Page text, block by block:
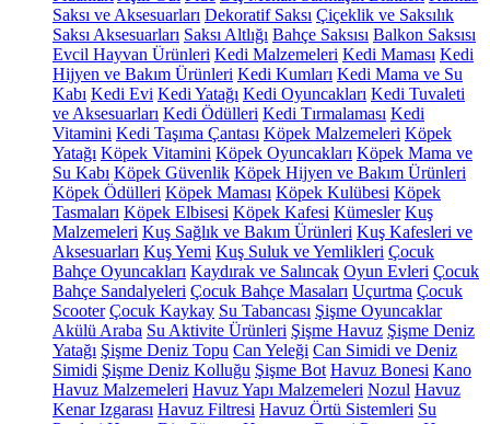
Saksı ve Aksesuarları Dekoratif Saksı Çiçeklik ve Saksılık
Saksı Aksesuarları Saksı Altlığı Bahçe Saksısı Balkon Saksısı
Evcil Hayvan Ürünleri Kedi Malzemeleri Kedi Maması Kedi
Hijyen ve Bakım Ürünleri Kedi Kumları Kedi Mama ve Su
Kabı Kedi Evi Kedi Yatağı Kedi Oyuncakları Kedi Tuvaleti
ve Aksesuarları Kedi Ödülleri Kedi Tırmalaması Kedi
Vitamini Kedi Taşıma Çantası Köpek Malzemeleri Köpek
Yatağı Köpek Vitamini Köpek Oyuncakları Köpek Mama ve
Su Kabı Köpek Güvenlik Köpek Hijyen ve Bakım Ürünleri
Köpek Ödülleri Köpek Maması Köpek Kulübesi Köpek
Tasmaları Köpek Elbisesi Köpek Kafesi Kümesler Kuş
Malzemeleri Kuş Sağlık ve Bakım Ürünleri Kuş Kafesleri ve
Aksesuarları Kuş Yemi Kuş Suluk ve Yemlikleri Çocuk
Bahçe Oyuncakları Kaydırak ve Salıncak Oyun Evleri Çocuk
Bahçe Sandalyeleri Çocuk Bahçe Masaları Uçurtma Çocuk
Scooter Çocuk Kaykay Su Tabancası Şişme Oyuncaklar
Akülü Araba Su Aktivite Ürünleri Şişme Havuz Şişme Deniz
Yatağı Şişme Deniz Topu Can Yeleği Can Simidi ve Deniz
Simidi Şişme Deniz Kolluğu Şişme Bot Havuz Bonesi Kano
Havuz Malzemeleri Havuz Yapı Malzemeleri Nozul Havuz
Kenar Izgarası Havuz Filtresi Havuz Örtü Sistemleri Su